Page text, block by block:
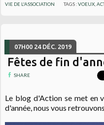
VIE DE L'ASSOCIATION
TAGS :VOEUX ,
07H00 24 DÉC. 2019
Fêtes de fin
SHARE
Le blog d'Action se met en
d'année, nous vous